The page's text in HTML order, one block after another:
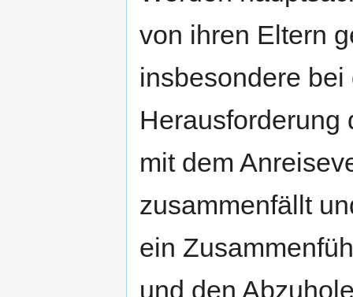
von ihren Eltern
insbesondere
Herausforderung
mit dem
zusammenfällt
ein
und den